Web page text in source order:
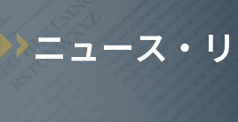
ニュース ・ リ